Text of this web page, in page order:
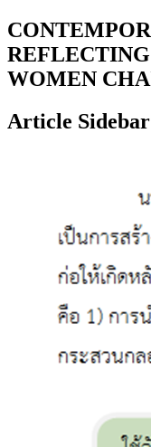
WOMEN
Article Sidebar